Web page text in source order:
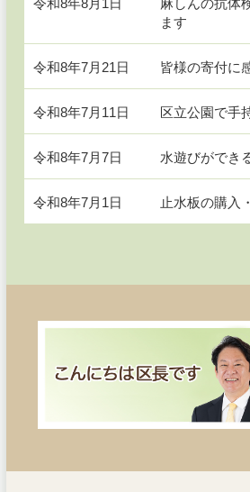
令和8年8月1日
麻しんの抗体
ます
令和8年7月21日 皆様の寄付に
令和8年7月11日 区立公園で手
令和8年7月7日 水遊びができ
令和8年7月1日 止水板の購入